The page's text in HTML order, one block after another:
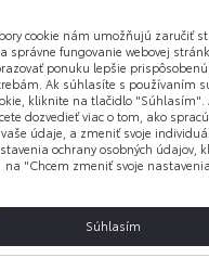
cookie nám umožňujú zaručiť
a správne fungovanie webovej
ponuku lepšie
Ak súhlasíte s používaním
kliknite na tlačidlo "Súhlasím".
dozvedieť viac o tom, ako
vaše údaje, a zmeniť svoje
ochrany osobných údajov,
na "Chcem zmeniť svoje
Súhlasím